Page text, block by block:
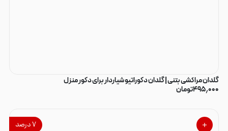
گلدان مراکشی بتنی | گلدان دکوراتیو شیاردار برای دکور منزل
۴۹۵٫۰۰۰تومان
۷درصد